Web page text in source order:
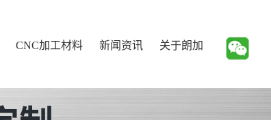
CNC加工材料 新闻资讯 关于朗加